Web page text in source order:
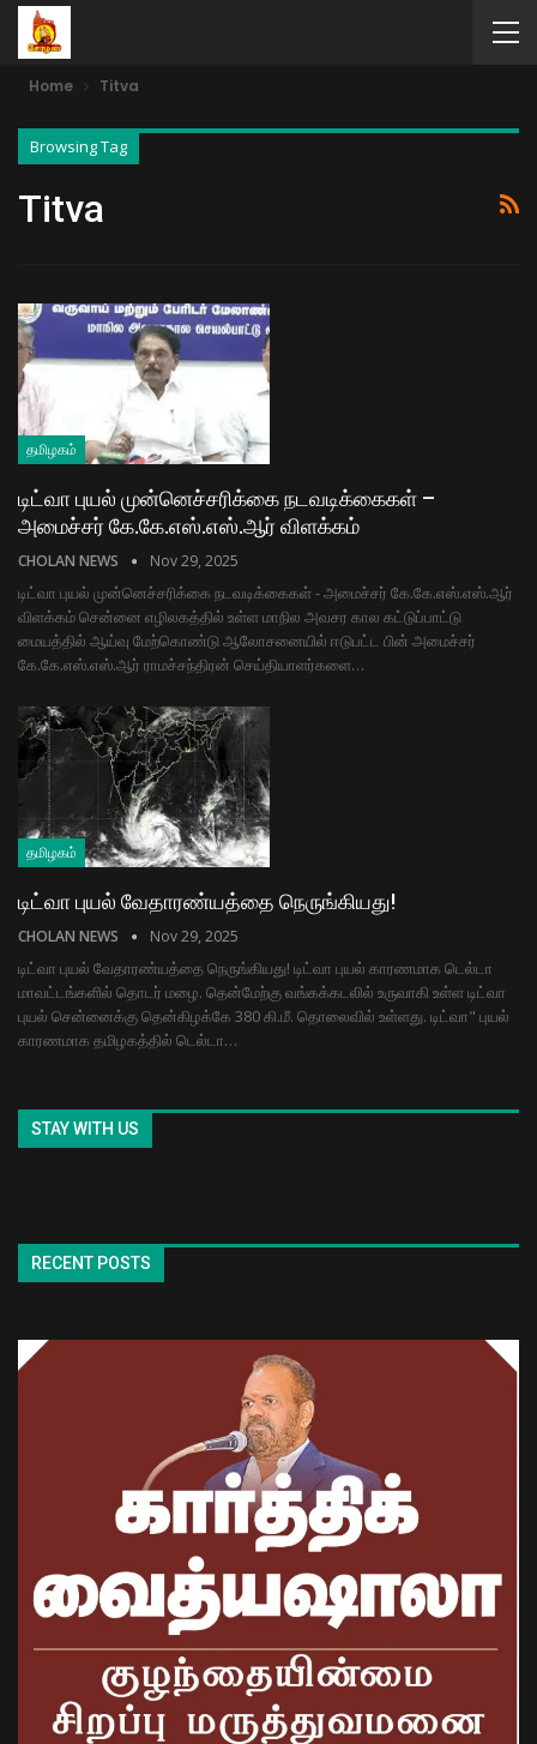
Home Titva
Browsing Tag
Titva
தமிழகம்
டிட்வா புயல் முன்னெச்சரிக்கை நடவடிக்கைகள் –
அமைச்சர் கே.கே.எஸ்.எஸ்.ஆர் விளக்கம்
CHOLAN NEWS Nov 29, 2025
டிட்வா புயல் முன்னெச்சரிக்கை நடவடிக்கைகள் - அமைச்சர் கே.கே.எஸ்.எஸ்.ஆர்
விளக்கம் சென்னை எழிலகத்தில் உள்ள மாநில அவசர கால கட்டுப்பாட்டு
மையத்தில் ஆய்வு மேற்கொண்டு ஆலோசனையில் ஈடுபட்ட பின் அமைச்சர்
கே.கே.எஸ்.எஸ்.ஆர் ராமச்சந்திரன் செய்தியாளர்களை…
தமிழகம்
டிட்வா புயல் வேதாரண்யத்தை நெருங்கியது!
CHOLAN NEWS Nov 29, 2025
டிட்வா புயல் வேதாரண்யத்தை நெருங்கியது! டிட்வா புயல் காரணமாக டெல்டா
மாவட்டங்களில் தொடர் மழை. தென்மேற்கு வங்கக்கடலில் உருவாகி உள்ள டிட்வா
புயல் சென்னைக்கு தென்கிழக்கே 380 கி.மீ. தொலைவில் உள்ளது. டிட்வா" புயல்
காரணமாக தமிழகத்தில் டெல்டா…
STAY WITH US
RECENT POSTS